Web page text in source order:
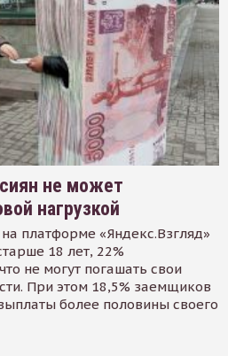
не может
нагрузкой
платформе «Яндекс.Взгляд»
18 лет, 22%
не могут погашать свои
При этом 18,5% заемщиков
более половины своего